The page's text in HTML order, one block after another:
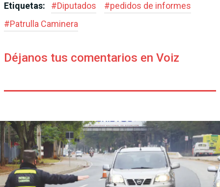
Etiquetas: #Diputados #pedidos de informes
#Patrulla Caminera
Déjanos tus comentarios en Voiz